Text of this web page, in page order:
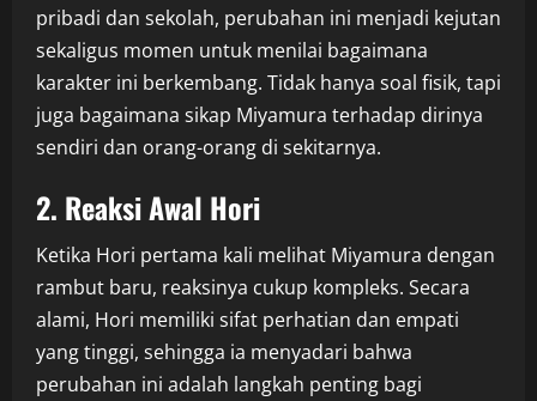
pribadi dan sekolah, perubahan ini menjadi kejutan
sekaligus momen untuk menilai bagaimana
karakter ini berkembang. Tidak hanya soal fisik, tapi
juga bagaimana sikap Miyamura terhadap dirinya
sendiri dan orang-orang di sekitarnya.
2. Reaksi Awal Hori
Ketika Hori pertama kali melihat Miyamura dengan
rambut baru, reaksinya cukup kompleks. Secara
alami, Hori memiliki sifat perhatian dan empati
yang tinggi, sehingga ia menyadari bahwa
perubahan ini adalah langkah penting bagi